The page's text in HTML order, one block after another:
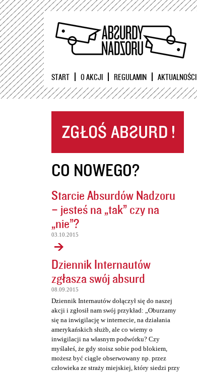
START O AKCJI REGULAMIN AKTUALNOŚCI
CO NOWEGO?
Starcie Absurdów Nadzoru
– jesteś na „tak” czy na
„nie”?
03.10.2015
Dziennik Internautów
zgłasza swój absurd
08.09.2015
Dziennik Internautów dołączył się do naszej
akcji i zgłosił nam swój przykład: „Oburzamy
się na inwigilację w internecie, na działania
amerykańskich służb, ale co wiemy o
inwigilacji na własnym podwórku? Czy
myślałeś, że gdy stoisz sobie pod blokiem,
możesz być ciągle obserwowany np. przez
człowieka ze straży miejskiej, który siedzi przy